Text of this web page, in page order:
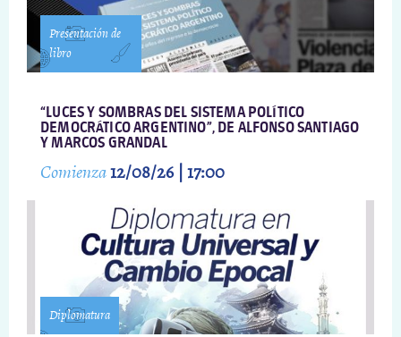
Presentación de
libro
“LUCES Y SOMBRAS DEL SISTEMA POLÍTICO
DEMOCRÁTICO ARGENTINO”, DE ALFONSO SANTIAGO
Y MARCOS GRANDAL
Comienza12/08/26 | 17:00
Diplomatura